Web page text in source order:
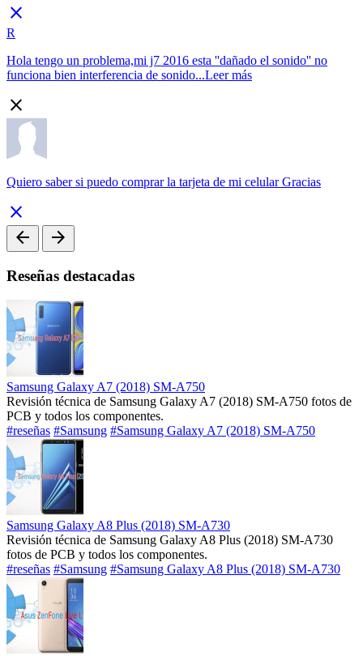
close
R
Hola tengo un problema,mi j7 2016 esta ''dañado el sonido'' no
funciona bien interferencia de sonido...Leer más
close
Quiero saber si puedo comprar la tarjeta de mi celular Gracias
close
arrow_back
arrow_forward
Reseñas destacadas
Samsung Galaxy A7 (2018) SM-A750
Revisión técnica de Samsung Galaxy A7 (2018) SM-A750 fotos de
PCB y todos los componentes.
#reseñas #Samsung #Samsung Galaxy A7 (2018) SM-A750
Samsung Galaxy A8 Plus (2018) SM-A730
Revisión técnica de Samsung Galaxy A8 Plus (2018) SM-A730
fotos de PCB y todos los componentes.
#reseñas #Samsung #Samsung Galaxy A8 Plus (2018) SM-A730